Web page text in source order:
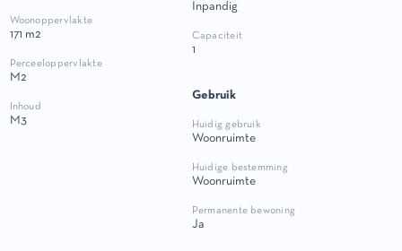
Woonoppervlakte
171 m2
Perceeloppervlakte
m2
Inhoud
m3
Inpandig
Capaciteit
1
Gebruik
Huidig gebruik
Woonruimte
Huidige bestemming
Woonruimte
Permanente bewoning
Ja